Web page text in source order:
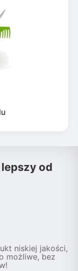
od
niskiej jakości,
możliwe, bez